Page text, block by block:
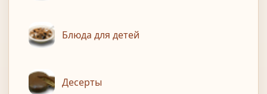
Блюда для детей
Десерты